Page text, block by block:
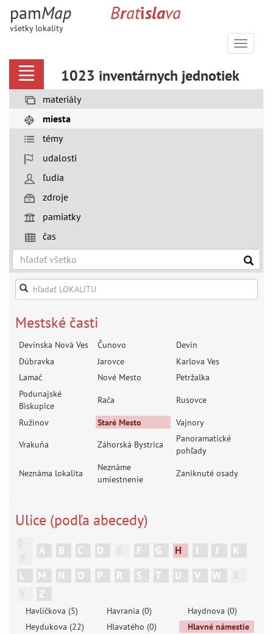
pamMap
všetky lokality
Bratislava
Menu
1023 inventárnych jednotiek
materiály
miesta
témy
udalosti
ľudia
zdroje
pamiatky
čas
Mestské časti
Devínska Nová Ves Čunovo
Devín
Dúbravka
Jarovce
Karlova Ves
Lamač
Nové Mesto
Petržalka
Podunajské
Biskupice
Rača Rusovce
Ružinov Staré Mesto Vajnory
Vrakuňa Záhorská Bystrica
Panoramatické
pohľady
Neznáma lokalita
Neznáme
umiestnenie
Zaniknuté osady
Ulice (podľa abecedy)
A B C D F G H I J
K
L
M N O P R S T U V W
Z
Havlíčkova (5) Havrania (0)
Haydnova (0)
Heydukova (22)
Hlavatého (0)
Hlavné námestie